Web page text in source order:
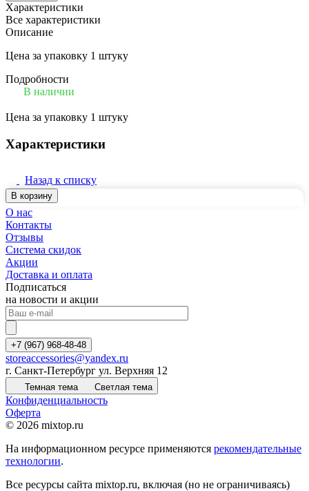
Характеристики
Все характеристики
Описание
Цена за упаковку 1 штуку
Подробности
В наличии
Цена за упаковку 1 штуку
Характеристики
Назад к списку
В корзину
О нас
Контакты
Отзывы
Система скидок
Акции
Доставка и оплата
Подписаться
на новости и акции
+7 (967) 968-48-48
storeaccessories@yandex.ru
г. Санкт-Петербург ул. Верхняя 12
Темная тема Светлая тема
Конфиденциальность
Оферта
© 2026 mixtop.ru
На информационном ресурсе применяются рекомендательные
технологии.
Все ресурсы сайта mixtop.ru, включая (но не ограничиваясь)